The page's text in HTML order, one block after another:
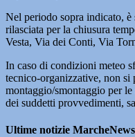
Nel periodo sopra indicato, è
rilasciata per la chiusura
Vesta, Via dei Conti, Via
In caso di condizioni meteo
tecnico-organizzative, non si
montaggio/smontaggio per
dei suddetti provvedimenti,
Ultime notizie